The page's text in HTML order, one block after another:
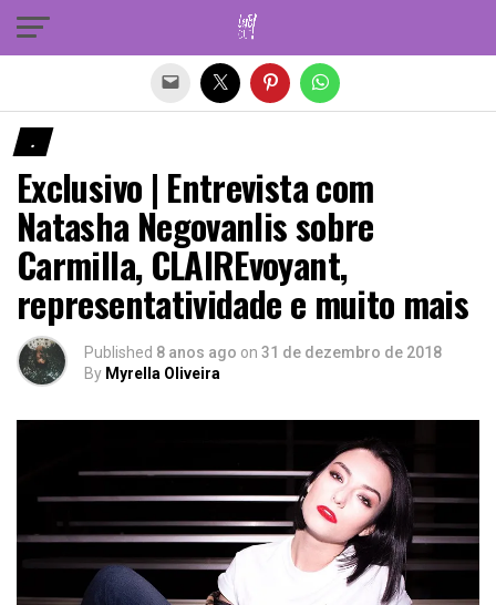
.
Exclusivo | Entrevista com
Natasha Negovanlis sobre
Carmilla, CLAIREvoyant,
representatividade e muito mais
Published 8 anos ago on 31 de dezembro de 2018
By Myrella Oliveira
Sair da versão mobile